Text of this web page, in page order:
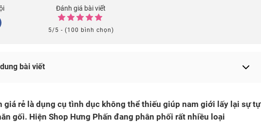
Đánh giá bài viết
5/5 - (100 bình chọn)
bài viết
giá rẻ là dụng cụ tình dục không thể thiếu giúp nam giới lấy lại sự tự
gối. Hiện Shop Hưng Phấn đang phân phối rất nhiều loại